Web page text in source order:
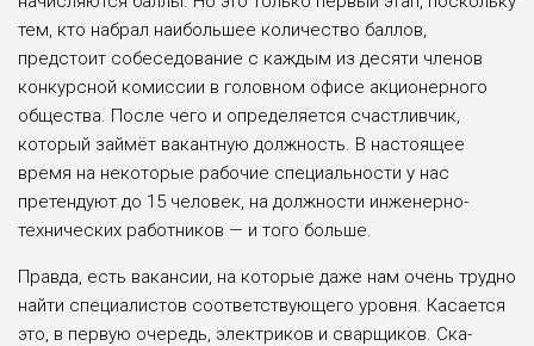
тем, кто набрал наибольшее коли­чество баллов,
предстоит собесе­дование с каждым из десяти чле­нов
конкурсной комиссии в голов­ном офисе акционерного
общества. После чего и определяется счаст­ливчик,
который займёт вакантную должность. В настоящее
время на некоторые рабочие специальности у нас
претендуют до 15 человек, на должности инженерно-
технических работников — и того больше.
Правда, есть вакансии, на кото­рые даже нам очень трудно
найти специалистов соответствующего уровня. Касается
это, в первую оче­редь, электриков и сварщиков. Ска­